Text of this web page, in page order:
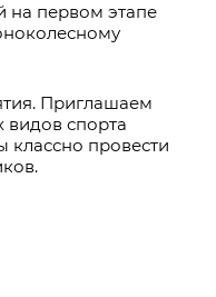
на первом этапе
Приглашаем
видов спорта
классно провести